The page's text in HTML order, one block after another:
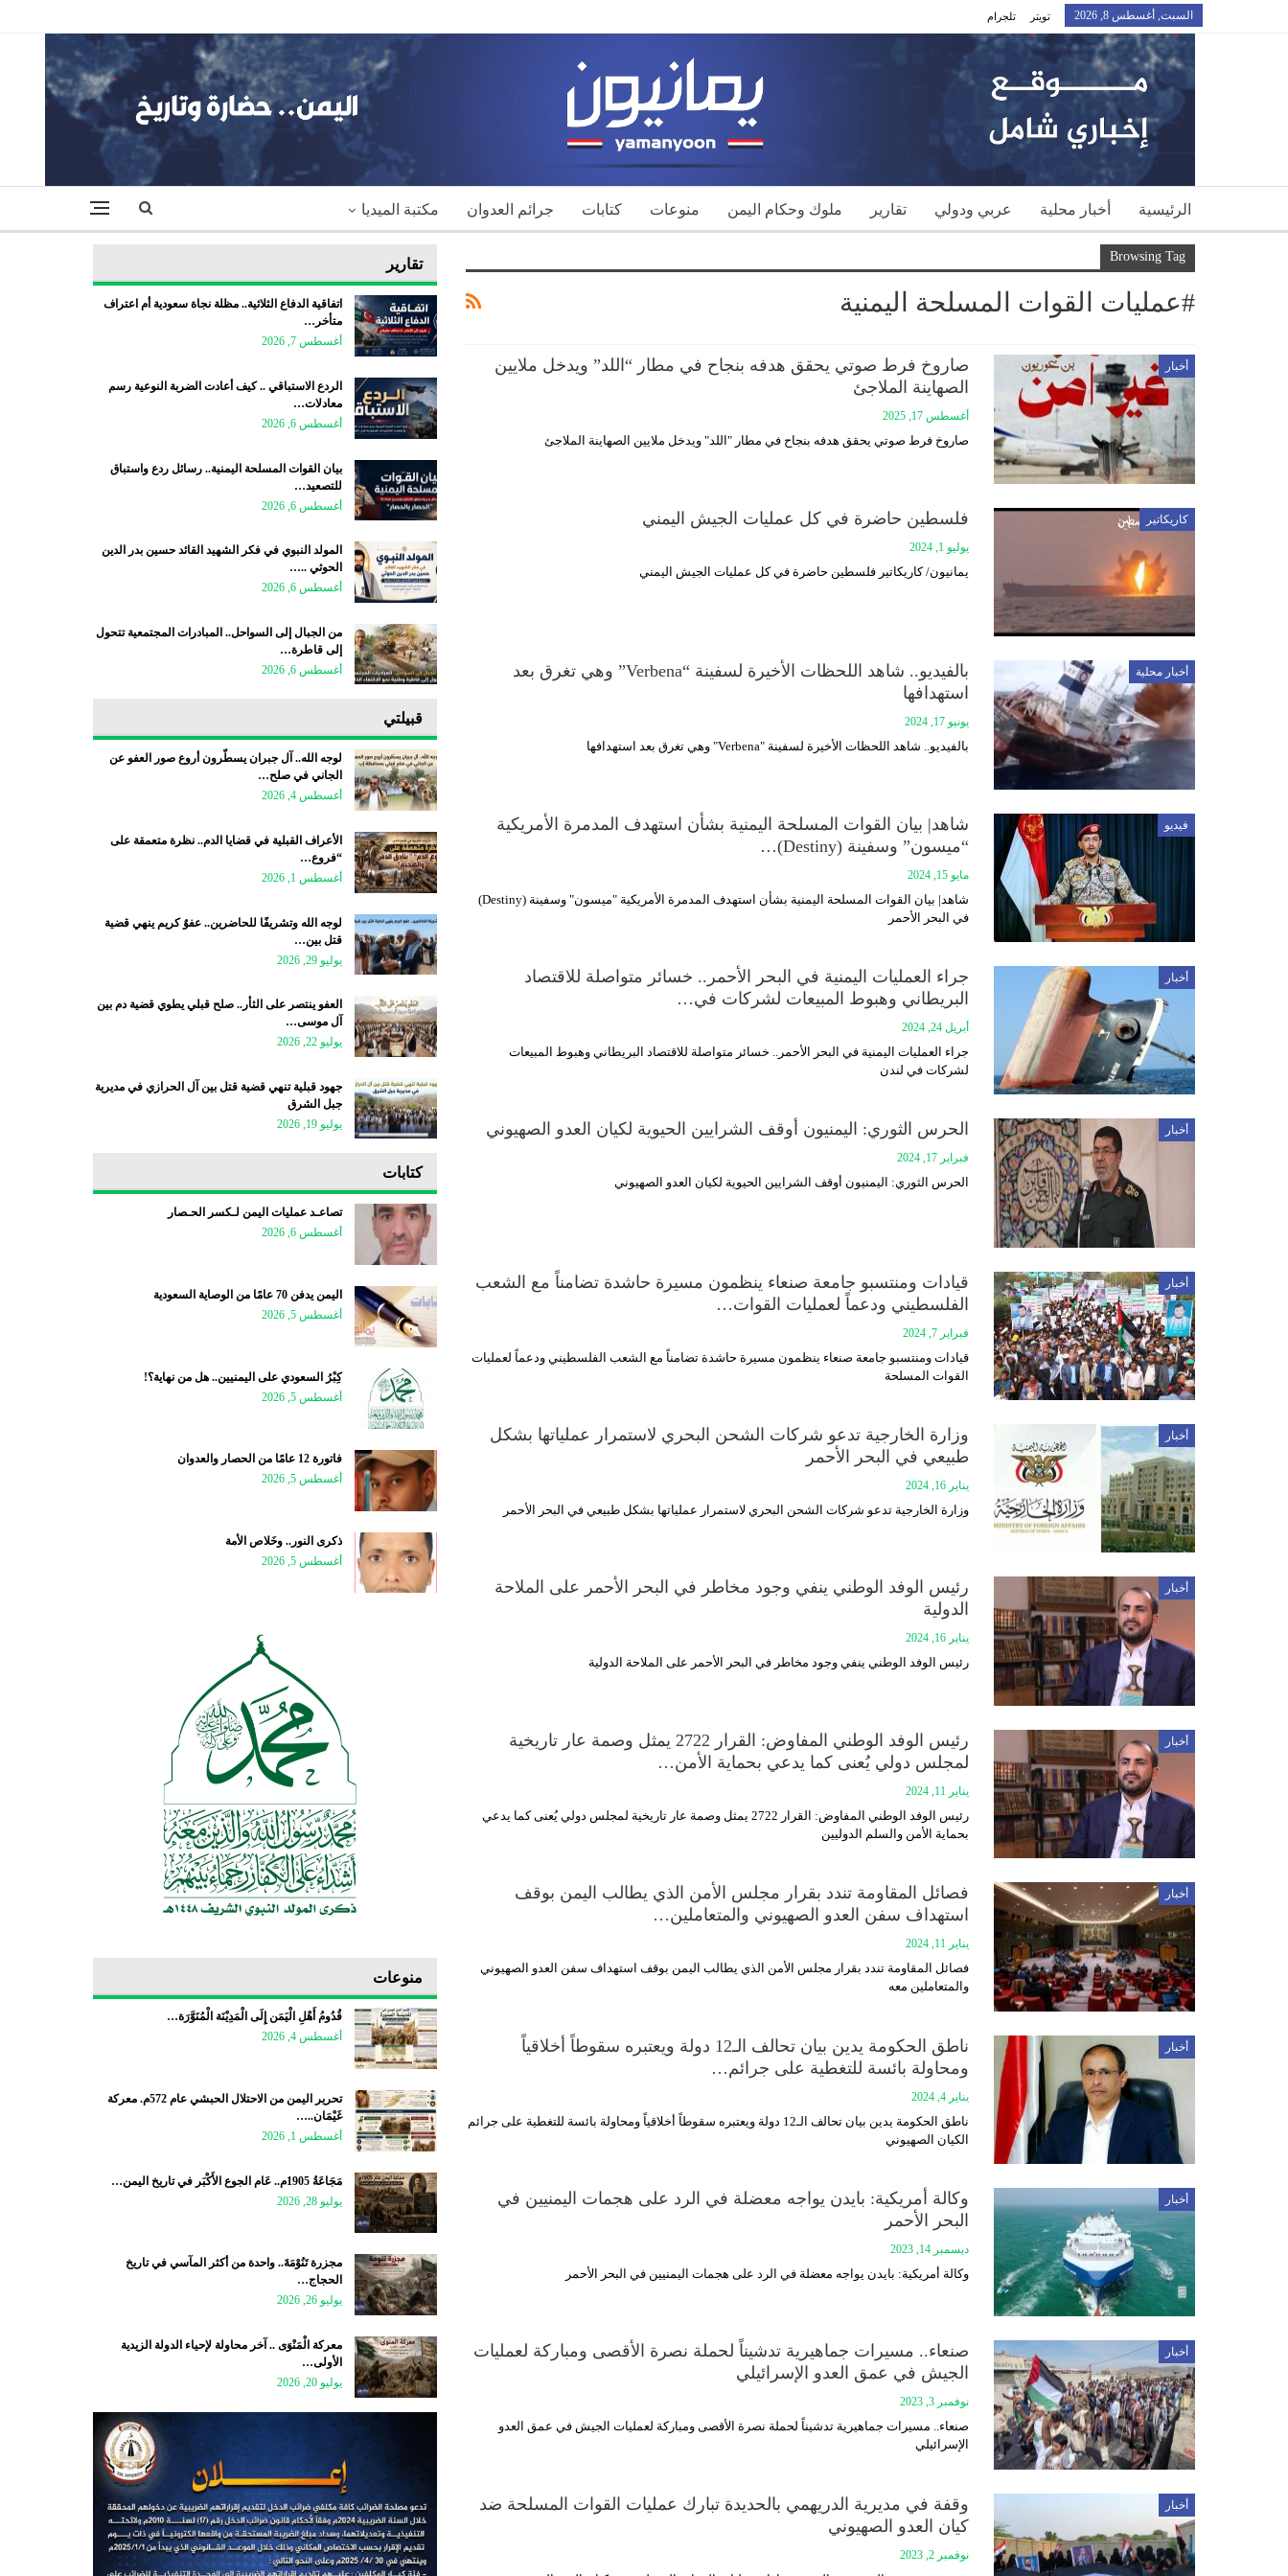
السبت, أغسطس 8, 2026 تويتر تلجرام
الرئيسية أخبار محلية عربي ودولي تقارير ملوك وحكام اليمن منوعات كتابات جرائم العدوان مكتبة الميديا
Browsing Tag
#عمليات القوات المسلحة اليمنية
أخبار
صاروخ فرط صوتي يحقق هدفه بنجاح في مطار “اللد” ويدخل ملايين
الصهاينة الملاجئ
أغسطس 17, 2025
صاروخ فرط صوتي يحقق هدفه بنجاح في مطار "اللد" ويدخل ملايين الصهاينة الملاجئ
كاريكاتير فلسطين حاضرة في كل عمليات الجيش اليمني
يوليو 1, 2024
يمانيون/ كاريكاتير فلسطين حاضرة في كل عمليات الجيش اليمني
أخبار محلية
بالفيديو.. شاهد اللحظات الأخيرة لسفينة “Verbena” وهي تغرق بعد
استهدافها
يونيو 17, 2024
بالفيديو.. شاهد اللحظات الأخيرة لسفينة "Verbena" وهي تغرق بعد استهدافها
فيديو
شاهد| بيان القوات المسلحة اليمنية بشأن استهدف المدمرة الأمريكية
“ميسون” وسفينة (Destiny)…
مايو 15, 2024
شاهد| بيان القوات المسلحة اليمنية بشأن استهدف المدمرة الأمريكية "ميسون" وسفينة (Destiny)
في البحر الأحمر
أخبار
جراء العمليات اليمنية في البحر الأحمر.. خسائر متواصلة للاقتصاد
البريطاني وهبوط المبيعات لشركات في…
أبريل 24, 2024
جراء العمليات اليمنية في البحر الأحمر.. خسائر متواصلة للاقتصاد البريطاني وهبوط المبيعات
لشركات في لندن
أخبار الحرس الثوري: اليمنيون أوقف الشرايين الحيوية لكيان العدو الصهيوني
فبراير 17, 2024
الحرس الثوري: اليمنيون أوقف الشرايين الحيوية لكيان العدو الصهيوني
أخبار
قيادات ومنتسبو جامعة صنعاء ينظمون مسيرة حاشدة تضامناً مع الشعب
الفلسطيني ودعماً لعمليات القوات…
فبراير 7, 2024
قيادات ومنتسبو جامعة صنعاء ينظمون مسيرة حاشدة تضامناً مع الشعب الفلسطيني ودعماً لعمليات
القوات المسلحة
أخبار
وزارة الخارجية تدعو شركات الشحن البحري لاستمرار عملياتها بشكل
طبيعي في البحر الأحمر
يناير 16, 2024
وزارة الخارجية تدعو شركات الشحن البحري لاستمرار عملياتها بشكل طبيعي في البحر الأحمر
أخبار
رئيس الوفد الوطني ينفي وجود مخاطر في البحر الأحمر على الملاحة
الدولية
يناير 16, 2024
رئيس الوفد الوطني ينفي وجود مخاطر في البحر الأحمر على الملاحة الدولية
أخبار
رئيس الوفد الوطني المفاوض: ⁠القرار 2722 يمثل وصمة عار تاريخية
لمجلس دولي يُعنى كما يدعي بحماية الأمن…
يناير 11, 2024
رئيس الوفد الوطني المفاوض: ⁠القرار 2722 يمثل وصمة عار تاريخية لمجلس دولي يُعنى كما يدعي
بحماية الأمن والسلم الدوليين
أخبار
فصائل المقاومة تندد بقرار مجلس الأمن الذي يطالب اليمن بوقف
استهداف سفن العدو الصهيوني والمتعاملين…
يناير 11, 2024
فصائل المقاومة تندد بقرار مجلس الأمن الذي يطالب اليمن بوقف استهداف سفن العدو الصهيوني
والمتعاملين معه
أخبار
ناطق الحكومة يدين بيان تحالف الـ12 دولة ويعتبره سقوطاً أخلاقياً
ومحاولة بائسة للتغطية على جرائم…
يناير 4, 2024
ناطق الحكومة يدين بيان تحالف الـ12 دولة ويعتبره سقوطاً أخلاقياً ومحاولة بائسة للتغطية على جرائم
الكيان الصهيوني
أخبار
وكالة أمريكية: بايدن يواجه معضلة في الرد على هجمات اليمنيين في
البحر الأحمر
ديسمبر 14, 2023
وكالة أمريكية: بايدن يواجه معضلة في الرد على هجمات اليمنيين في البحر الأحمر
أخبار
صنعاء.. مسيرات جماهيرية تدشيناً لحملة نصرة الأقصى ومباركة لعمليات
الجيش في عمق العدو الإسرائيلي
نوفمبر 3, 2023
صنعاء.. مسيرات جماهيرية تدشيناً لحملة نصرة الأقصى ومباركة لعمليات الجيش في عمق العدو
الإسرائيلي
أخبار
وقفة في مديرية الدريهمي بالحديدة تبارك عمليات القوات المسلحة ضد
كيان العدو الصهيوني
نوفمبر 2, 2023
تقارير
اتفاقية الدفاع الثلاثية.. مظلة نجاة سعودية أم اعتراف
متأخر…
أغسطس 7, 2026
الردع الاستباقي .. كيف أعادت الضربة النوعية رسم
معادلات…
أغسطس 6, 2026
بيان القوات المسلحة اليمنية.. رسائل ردع واستباق
للتصعيد…
أغسطس 6, 2026
المولد النبوي في فكر الشهيد القائد حسين بدر الدين
الحوثي ..…
أغسطس 6, 2026
من الجبال إلى السواحل.. المبادرات المجتمعية تتحول
إلى قاطرة…
أغسطس 6, 2026
قبيلتي
لوجه الله.. آل جبران يسطّرون أروع صور العفو عن
الجاني في صلح…
أغسطس 4, 2026
الأعراف القبلية في قضايا الدم.. نظرة متعمقة على
“فروع…
أغسطس 1, 2026
لوجه الله وتشريفًا للحاضرين.. عفوٌ كريم ينهي قضية
قتل بين…
يوليو 29, 2026
العفو ينتصر على الثأر.. صلح قبلي يطوي قضية دم بين
آل موسى…
يوليو 22, 2026
جهود قبلية تنهي قضية قتل بين آل الحرازي في مديرية
جبل الشرق
يوليو 19, 2026
كتابات
تصاعـد عمليات اليمن لـكسر الحـصار
أغسطس 6, 2026
اليمن يدفن 70 عامًا من الوصاية السعودية
أغسطس 5, 2026
كِبْرُ السعودي على اليمنيين.. هل من نهاية؟!
أغسطس 5, 2026
فاتورة 12 عامًا من الحصار والعدوان
أغسطس 5, 2026
ذكرى النور.. وخَلاص الأمة
أغسطس 5, 2026
منوعات
قُدُومُ أَهْلِ الْيَمَن إِلَى الْمَدِيْنَة الْمُنَوَّرَة…
أغسطس 4, 2026
تحرير اليمن من الاحتلال الحبشي عام 572م. معركة
غَيْمَان..…
أغسطس 1, 2026
مَجَاعَةُ 1905م.. عَام الجوع الأَكْبَر في تاريخ اليمن…
يوليو 28, 2026
مجزرة تَنُوْمَةَ.. واحدة من أكثر المآسي في تاريخ
الحجاج…
يوليو 26, 2026
معركة الْمَنْوَى .. آخر محاولة لإحياء الدولة الزيدية
الأولى…
يوليو 20, 2026